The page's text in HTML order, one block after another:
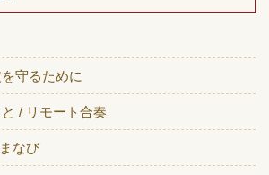
守るために
/ リモート合奏
なび